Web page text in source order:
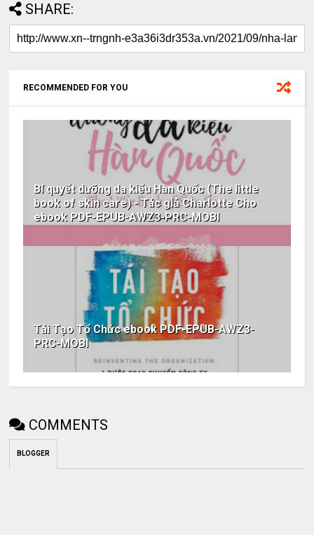
SHARE:
RECOMMENDED FOR YOU
Bí quyết dưỡng da kiểu Hàn Quốc (The little
book of skin care) - Tác giả Charlotte Cho
ebook PDF-EPUB-AWZ3-PRC-MOBI
Tái Tạo Tổ Chức ebook PDF-EPUB-AWZ3-
PRC-MOBI
COMMENTS
BLOGGER